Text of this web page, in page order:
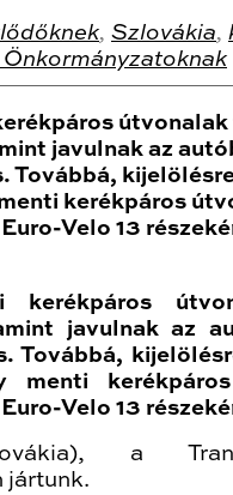
, Szlovákia,
Önkormányzatoknak
javulnak az
Továbbá,
kerékpáros
Velo 13
kerékpáros
javulnak az
Továbbá,
menti
Velo 13
a
jártunk.